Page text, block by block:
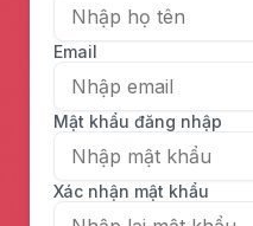
Email
Mật khẩu đăng nhập
Xác nhận mật khẩu